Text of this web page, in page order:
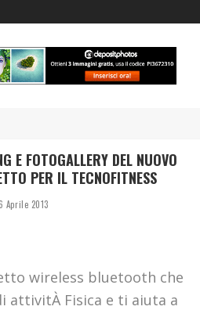
E FOTOGALLERY DEL NUOVO
PER IL TECNOFITNESS
Aprile 2013
wireless bluetooth che
attivitÀ Fisica e ti aiuta a